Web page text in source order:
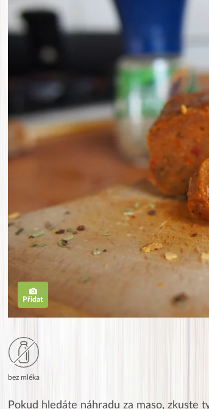
Přidat
bez mléka
Pokud hledáte náhradu za maso, zkuste